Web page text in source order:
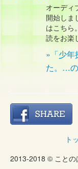
オーディ
開始し
はこちら
読をお楽
»「少年
た。…
ト
2013-2018 © ことの